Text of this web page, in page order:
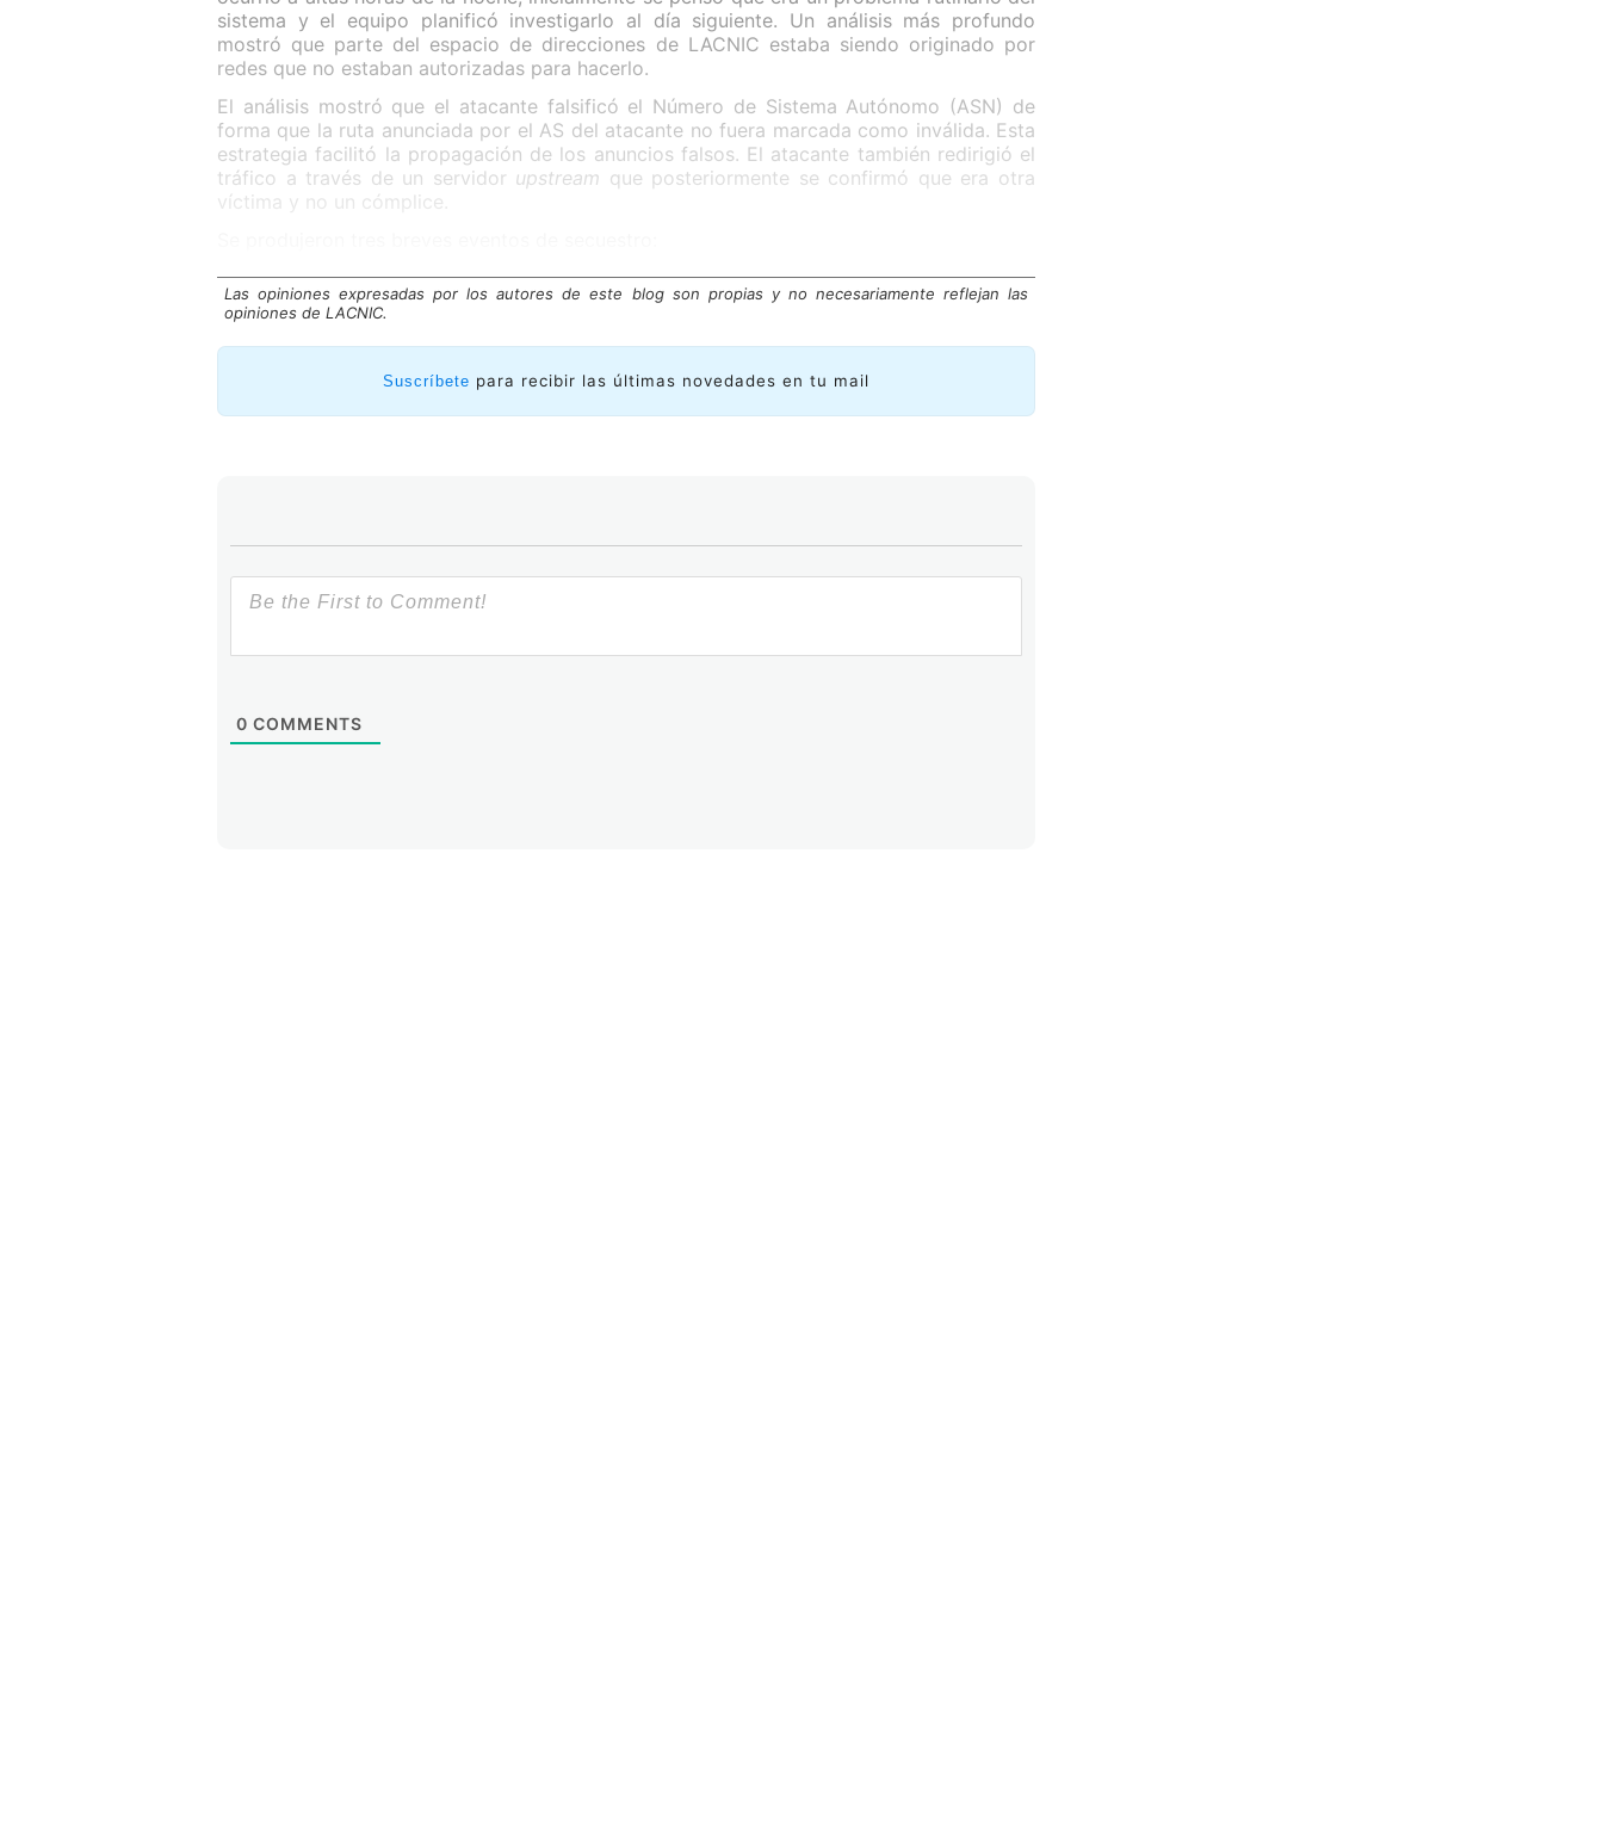
sistema y el equipo planificó investigarlo al día siguiente. Un análisis más profundo
mostró que parte del espacio de direcciones de LACNIC estaba siendo originado por
redes que no estaban autorizadas para hacerlo.
El análisis mostró que el atacante falsificó el Número de Sistema Autónomo (ASN) de
forma que la ruta anunciada por el AS del atacante no fuera marcada como inválida. Esta
estrategia facilitó la propagación de los anuncios falsos. El atacante también redirigió el
tráfico a través de un servidor upstream que posteriormente se confirmó que era otra
víctima y no un cómplice.
Las opiniones expresadas por los autores de este blog son propias y no necesariamente reflejan las
opiniones de LACNIC.
Suscríbete para recibir las últimas novedades en tu mail
0 COMMENTS